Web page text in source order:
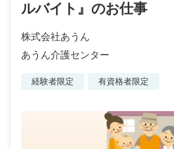
ルバイト』のお仕事
株式会社あうん
あうん介護センター
経験者限定 有資格者限定